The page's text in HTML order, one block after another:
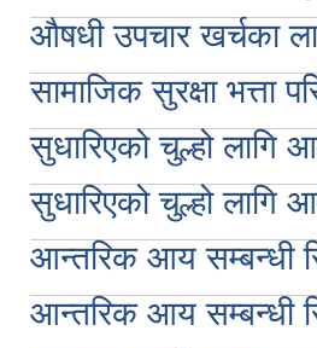
औषधी उपचार खर्चका
सामाजिक सुरक्षा भत्ता
सुधारिएको चुल्हो लागि
सुधारिएको चुल्हो लागि
आन्तरिक आय सम्बन्धी
आन्तरिक आय सम्बन्धी